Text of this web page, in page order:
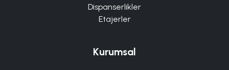
Dispanserlikler
Etajerler
Kurumsal